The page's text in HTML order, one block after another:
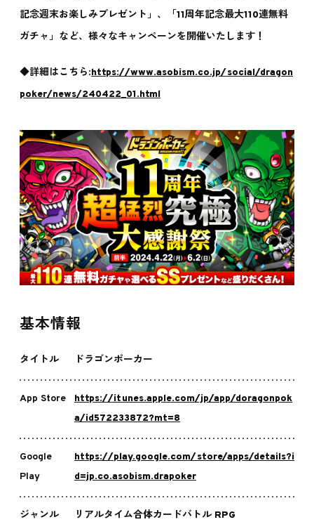
記念週末お楽しみプレゼント」、「11周年記念最大110連無料
ガチャ」など、様々なキャンペーンを開催いたします！
◆詳細はこちら:https://www.asobism.co.jp/social/dragon
poker/news/240422_01.html
基本情報
タイトル ドラゴンポーカー
App Store
https://itunes.apple.com/jp/app/doragonpok
a/id572233872?mt=8
Google
Play
https://play.google.com/store/apps/details?i
d=jp.co.asobism.drapoker
ジャンル リアルタイム合体カードバトル RPG